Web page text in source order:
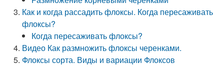
Как и когда рассадить флоксы. Когда пересаживать
флоксы?
Когда пересаживать флоксы?
Видео Как размножить флоксы черенками.
Флоксы сорта. Виды и вариации Флоксов